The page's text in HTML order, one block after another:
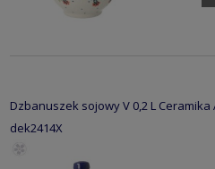
Dzbanuszek sojowy V 0,2 L Ceramika
dek2414X